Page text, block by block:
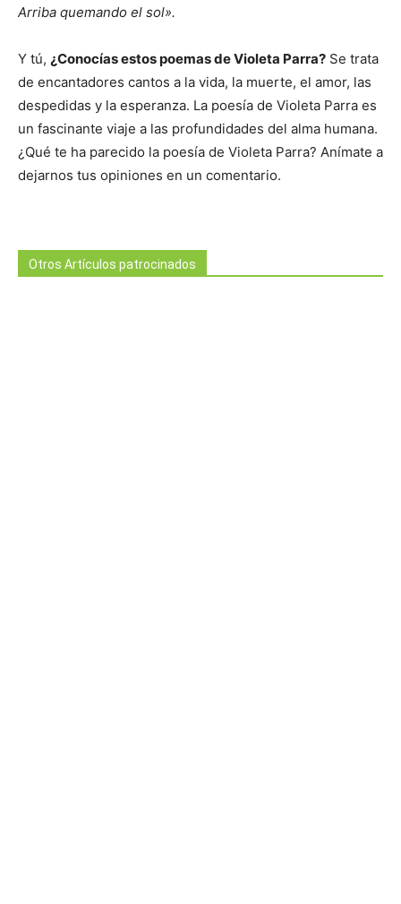
Arriba quemando el sol».
Y tú, ¿Conocías estos poemas de Violeta Parra? Se trata
de encantadores cantos a la vida, la muerte, el amor, las
despedidas y la esperanza. La poesía de Violeta Parra es
un fascinante viaje a las profundidades del alma humana.
¿Qué te ha parecido la poesía de Violeta Parra? Anímate a
dejarnos tus opiniones en un comentario.
Otros Artículos patrocinados